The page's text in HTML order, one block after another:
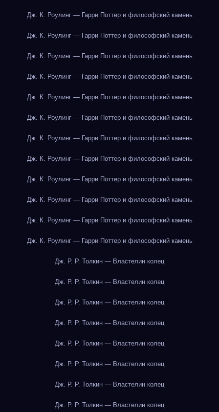
Дж. К. Роулинг — Гарри Поттер и философский камень
Дж. К. Роулинг — Гарри Поттер и философский камень
Дж. К. Роулинг — Гарри Поттер и философский камень
Дж. К. Роулинг — Гарри Поттер и философский камень
Дж. К. Роулинг — Гарри Поттер и философский камень
Дж. К. Роулинг — Гарри Поттер и философский камень
Дж. К. Роулинг — Гарри Поттер и философский камень
Дж. К. Роулинг — Гарри Поттер и философский камень
Дж. К. Роулинг — Гарри Поттер и философский камень
Дж. К. Роулинг — Гарри Поттер и философский камень
Дж. К. Роулинг — Гарри Поттер и философский камень
Дж. К. Роулинг — Гарри Поттер и философский камень
Дж. Р. Р. Толкин — Властелин колец
Дж. Р. Р. Толкин — Властелин колец
Дж. Р. Р. Толкин — Властелин колец
Дж. Р. Р. Толкин — Властелин колец
Дж. Р. Р. Толкин — Властелин колец
Дж. Р. Р. Толкин — Властелин колец
Дж. Р. Р. Толкин — Властелин колец
Дж. Р. Р. Толкин — Властелин колец